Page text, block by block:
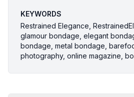
KEYWORDS
Restrained Elegance,
glamour bondage, elegant
bondage, metal bondage,
photography, online magazine,